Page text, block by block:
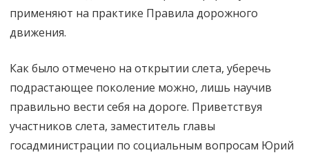
применяют на практике Правила дорожного
движения.
Как было отмечено на открытии слета, уберечь
подрастающее поколение можно, лишь научив
правильно вести себя на дороге. Приветствуя
участников слета, заместитель главы
госадминистрации по социальным вопросам Юрий